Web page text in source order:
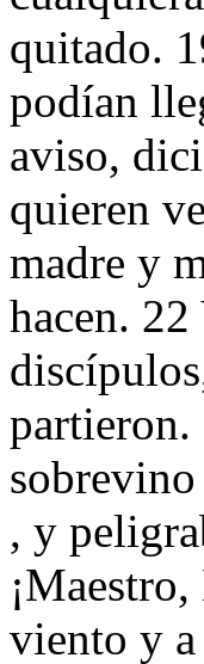
quitado.
podían
aviso,
quieren
madre y
hacen.
partieron.
, y
viento y a